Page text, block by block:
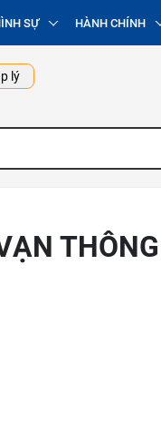
SỰ HÀNH CHÍNH
lý
THÔNG